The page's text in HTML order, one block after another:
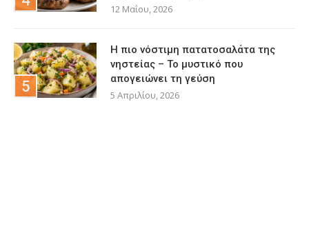
12 Μαΐου, 2026
Η πιο νόστιμη πατατοσαλάτα της
νηστείας – Το μυστικό που
απογειώνει τη γεύση
5 Απριλίου, 2026